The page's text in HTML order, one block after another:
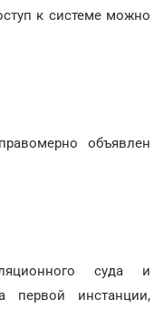
к системе можно
объявлен
суда и
первой инстанции,